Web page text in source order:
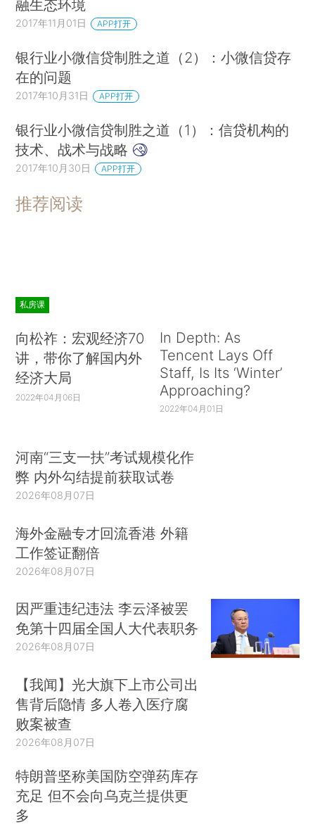
融生态环境
2017年11月01日 APP打开
银行业小微信贷制胜之道（2）：小微信贷存
在的问题
2017年10月31日 APP打开
银行业小微信贷制胜之道（1）：信贷机构的
技术、战术与战略
2017年10月30日 APP打开
推荐阅读
私房课
向松祚：宏观经济70
讲，带你了解国内外
经济大局
2022年04月06日
In Depth: As
Tencent Lays Off
Staff, Is Its ‘Winter’
Approaching?
2022年04月01日
河南“三支一扶”考试规模化作
弊 内外勾结提前获取试卷
2026年08月07日
海外金融专才回流香港 外籍
工作签证翻倍
2026年08月07日
因严重违纪违法 李云泽被罢
免第十四届全国人大代表职务
2026年08月07日
【我闻】光大旗下上市公司出
售背后隐情 多人卷入医疗腐
败案被查
2026年08月07日
特朗普坚称美国防空弹药库存
充足 但不会向乌克兰提供更
多